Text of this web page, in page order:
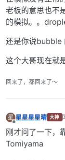
老板的意思也不
的模拟。。
还是你说bubble
这个大哥现在就
回来了，都回来了～
星 星星星星晴 大神
刚才问了一下，
Tomiyama